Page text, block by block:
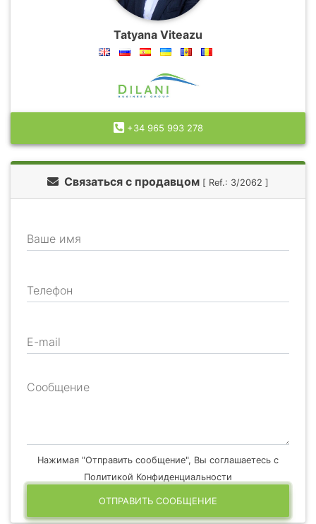
Tatyana Viteazu
+34 965 993 278
Связаться с продавцом [ Ref.: 3/2062 ]
Ваше имя
Телефон
E-mail
Сообщение
Нажимая "Отправить сообщение", Вы соглашаетесь с
Политикой Конфиденциальности
ОТПРАВИТЬ СООБЩЕНИЕ